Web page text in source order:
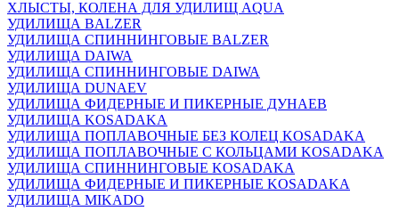
ХЛЫСТЫ, КОЛЕНА ДЛЯ УДИЛИЩ AQUA
УДИЛИЩА BALZER
УДИЛИЩА СПИННИНГОВЫЕ BALZER
УДИЛИЩА DAIWA
УДИЛИЩА СПИННИНГОВЫЕ DAIWA
УДИЛИЩА DUNAEV
УДИЛИЩА ФИДЕРНЫЕ И ПИКЕРНЫЕ ДУНАЕВ
УДИЛИЩА KOSADAKA
УДИЛИЩА ПОПЛАВОЧНЫЕ БЕЗ КОЛЕЦ KOSADAKA
УДИЛИЩА ПОПЛАВОЧНЫЕ С КОЛЬЦАМИ KOSADAKA
УДИЛИЩА СПИННИНГОВЫЕ KOSADAKA
УДИЛИЩА ФИДЕРНЫЕ И ПИКЕРНЫЕ KOSADAKA
УДИЛИЩА MIKADO